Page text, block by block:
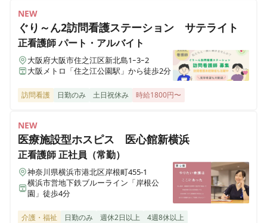
溢れる急性期病院です♪
正看護師 正社員（常勤）
《日勤のみ》地域包括ケア病棟【有給消化率100%★産
休・育休後の復職率100％★残業ほぼなし】スタッフが
明るく活気溢れる急性期病院です♪
正看護師 正社員（常勤）
透析室看護師募集！【17時まで勤務★有給消化率
100%★残業ほぼなし】スタッフが明るく活気溢れる急
性期病院です♪
NEW
ぐり～ん2訪問看護ステーション サテライト
正看護師パート・アルバイト
大阪府大阪市住之江区新北島1ｰ3ｰ2
大阪メトロ「住之江公園駅」から徒歩2分
訪問看護 日勤のみ 土日祝休み 時給1800円〜
NEW
医療施設型ホスピス 医心館新横浜
正看護師正社員（常勤）
神奈川県横浜市港北区岸根町455-1
横浜市営地下鉄ブルーライン「岸根公
園」徒歩4分
介護・福祉 日勤のみ 週休2日以上
4週8休以上